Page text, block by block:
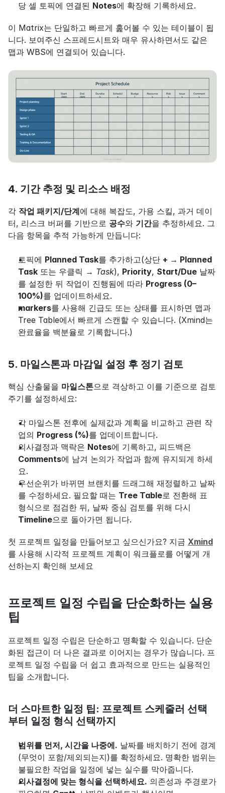
당 셀 토픽에 연결된 Notes에 확장해 기록하세요.
이 Matrix는 단일하고 빠르게 훑어볼 수 있는 테이블이 됩
니다. 보여주신 스프레드시트와 매우 유사하면서도 같은
맵과 WBS에 연결되어 있습니다.
4. 기간 추정 및 리소스 배정
각 작업 패키지/단계에 대해 복잡도, 가용 스킬, 과거 데이
터, 리스크 버퍼를 기반으로 공수와 기간을 추정하세요. 그
다음 항목을 추적 가능하게 만듭니다:
토픽에 Planned Task를 추가하고(상단 + → Planned
Task 또는 우클릭 → Task), Priority, Start/Due 날짜
를 설정한 뒤 작업이 진행됨에 따라 Progress (0–
100%)를 업데이트하세요.
markers를 사용해 긴급도 또는 상태를 표시하면 맵과
Tree Table에서 빠르게 스캔할 수 있습니다. (Xmind는
완료율을 백분율로 기록합니다.)
5. 마일스톤과 마감일 설정 후 정기 검토
핵심 산출물을 마일스톤으로 격상하고 이를 기준으로 검토
주기를 설정하세요:
각 마일스톤 전후에 실제값과 계획을 비교하고 관련 작
업의 Progress (%)를 업데이트합니다.
의사결정과 맥락은 Notes
Comments에 남겨 논의가 작업과 함께 유지되게 하세
요.
우선순위가 바뀌면 브랜치를 드래그해 재정렬하고 날짜
를 수정하세요. 필요할 때는 Tree Table로 전환해 표
Timeline으로 돌아가면 됩니다.
첫 프로젝트 일정을 만들어보고 싶으신가요? 지금 Xmind
를 사용해 시각적 프로젝트 계획이 워크플로를 어떻게 개
선하는지 확인해 보세요
프로젝트 일정 수립을 단순화하는 실용
팁
프로젝트 일정 수립은 단순하고 명확할 수 있습니다. 단순
화된 접근이 더 나은 결과로 이어지는 경우가 많습니다. 프
로젝트 일정 수립을 더 쉽고 효과적으로 만드는 실용적인
팁을 소개합니다.
더 스마트한 일정 팁: 프로젝트 스케줄러 선택
부터 일정 형식 선택까지
범위를 먼저, 시간을 나중에. 날짜를 배치하기 전에 경계
(무엇이 포함/제외되는지)를 확정하세요. 명확한 범위는
불필요한 작업을 일정에 넣는 실수를 막아줍니다.
의사결정에 맞는 형식을 선택하세요. 의존성과 주경로가